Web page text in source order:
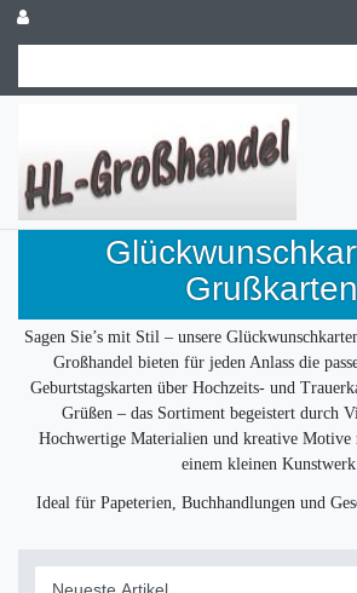
Grußkarten
Sagen Sie’s mit Stil – unsere
Großhandel bieten für jeden Anlass die
Geburtstagskarten über Hochzeits- und
Grüßen – das Sortiment begeistert durch
Hochwertige Materialien und kreative Motive
einem kleinen Kunstwerk.
Ideal für Papeterien, Buchhandlungen und